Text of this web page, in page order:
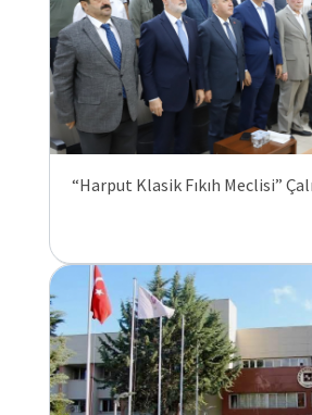
“Harput Klasik Fıkıh Meclisi”